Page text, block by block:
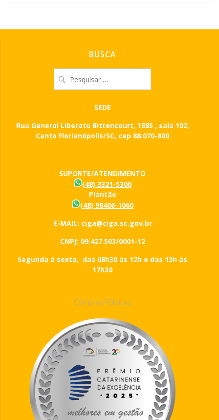
BUSCA
por:
SEDE
Rua General Liberato Bittencourt, 1885 , sala 102,
Canto Florianópolis/SC, cep 88.070-800
SUPORTE/ATENDIMENTO
(48) 3321-5300
Plantão
(48) 98406-1060
E-MAIL: ciga@ciga.sc.gov.br
CNPJ: 09.427.503/0001-12
Segunda à sexta, das 08h30 às 12h e das 13h às
17h30
Compras Públicas